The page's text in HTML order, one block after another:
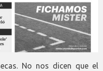
No nos dicen que el